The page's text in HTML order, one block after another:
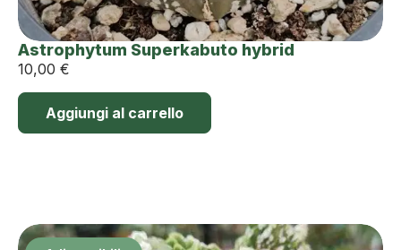
Astrophytum Superkabuto hybrid
10,00 €
Aggiungi al carrello